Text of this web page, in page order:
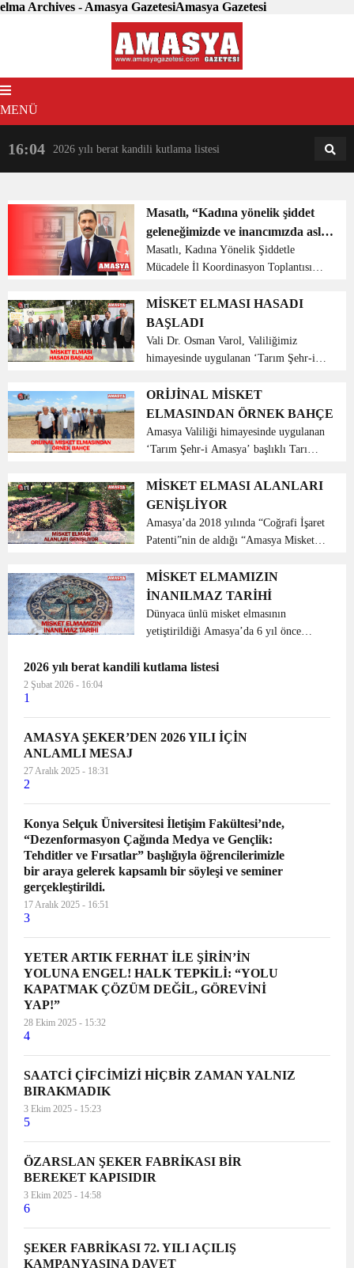
elma Archives - Amasya GazetesiAmasya Gazetesi
MENÜ
16:04 2026 yılı berat kandili kutlama listesi 18:31
Masatlı, “Kadına yönelik şiddet
geleneğimizde ve inancımızda asla
yeri yoktur”
Masatlı, Kadına Yönelik Şiddetle
Mücadele İl Koordinasyon Toplantısına
Masatlı Kadına Yönelik Şiddetle
Mücadele İl Koordinasyon, İzleme ve
Değerlendirme Kom...
MİSKET ELMASI HASADI
BAŞLADI
Vali Dr. Osman Varol, Valiliğimiz
himayesinde uygulanan ‘Tarım Şehr-i
çalışmalar sonucu coğrafi işaret tescili
alınan ‘Amasya Misket Elması’ hasat
günü programına ka...
ORİJİNAL MİSKET
ELMASINDAN ÖRNEK BAHÇE
Amasya Valiliği himayesinde uygulanan
‘Tarım Şehr-i Amasya’ başlıklı Tarım
kapsamında Gökhöyük Tarım
İşletmesi’ndeki yaklaşık 15 dönümlük
alanda ‘Amasya Misket Elması Ge...
MİSKET ELMASI ALANLARI
GENİŞLİYOR
Amasya’da 2018 yılında “Coğrafi İşaret
Patenti”nin de aldığı “Amasya Misket
artırmak adına yürütülen “Amasya
Kırsal Kalkınma...
MİSKET ELMAMIZIN
İNANILMAZ TARİHİ
Dünyaca ünlü misket elmasının
yetiştirildiği Amasya’da 6 yıl önce
ait yaklaşık bin 800 yıllık ‘elmalı
2026 yılı berat kandili kutlama listesi
2 Şubat 2026 - 16:04
1
AMASYA ŞEKER’DEN 2026 YILI İÇİN
ANLAMLI MESAJ
27 Aralık 2025 - 18:31
2
Konya Selçuk Üniversitesi İletişim Fakültesi’nde,
“Dezenformasyon Çağında Medya ve Gençlik:
Tehditler ve Fırsatlar” başlığıyla öğrencilerimizle
bir araya gelerek kapsamlı bir söyleşi ve seminer
gerçekleştirildi.
17 Aralık 2025 - 16:51
3
YETER ARTIK FERHAT İLE ŞİRİN’İN
YOLUNA ENGEL! HALK TEPKİLİ: “YOLU
KAPATMAK ÇÖZÜM DEĞİL, GÖREVİNİ
YAP!”
28 Ekim 2025 - 15:32
4
SAATCİ ÇİFCİMİZİ HİÇBİR ZAMAN YALNIZ
BIRAKMADIK
3 Ekim 2025 - 15:23
5
ÖZARSLAN ŞEKER FABRİKASI BİR
BEREKET KAPISIDIR
3 Ekim 2025 - 14:58
6
ŞEKER FABRİKASI 72. YILI AÇILIŞ
KAMPANYASINA DAVET